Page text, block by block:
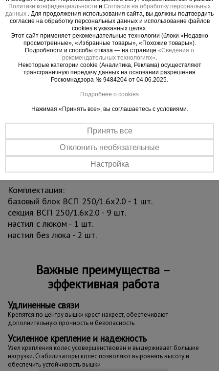
больших физических усилий переместить с
одного места на другое. В момент проведения
работ вышку необходимо зафиксировать
тормозными винтовыми опорами, находящихся
рядом с каждым колесом. Также ими можно
тонко отрегулировать высоту вышки. Это
необходимо, если вы работаете на неровной
Вышка рассчитана на вес до 250 кг. На ней
комфортно может разместиться рабочий с
необходимым оборудованием.
Модель изготовлена в соответствии с
требованиями ГОСТ Р 58755-2019.
Комплектация:
базовый блок ВСП 250/1.6х2.0 - 1 шт.
секция ВСП 250/1.6х2.0 - 9 шт.
настил с люком - 1 шт.
настил без люка - 2 шт.
Важные преимущества –
эффективная работа
Удлиненные связи
Крепятся по центру вышки крест накрест, обеспечивают
дополнительную прочность и безопасность
Усиленное крепление и надежность
Узел крепления колес усовершенствован и выдерживает большие
нагрузки. Стабилизаторы колес позволяют выровнять высоту и
обеспечить устойчивость вышки
Политики конфиденциальности и Согласия на обработку персональных
данных . Для продолжения использования сайта, вы должны подтвердить
согласие на обработку персональных данных и использование файлов
cookies в указанных целях.
Этот сайт применяет рекомендательные технологии (блоки «Недавно
просмотренные», «Избранные товары», «Похожие товары»).
Подробности и способы отказа — на странице «Сведения о
рекомендательных технологиях».
Некоторые категории cookie (Аналитика, Реклама) осуществляют
трансграничную передачу данных на основании разрешения
Роскомнадзора № 9484204 от 04.06.2025.
Подробнее о cookies
Нажимая «Принять все», вы соглашаетесь с условиями.
Принять все
Отклонить необязательные
Настройка